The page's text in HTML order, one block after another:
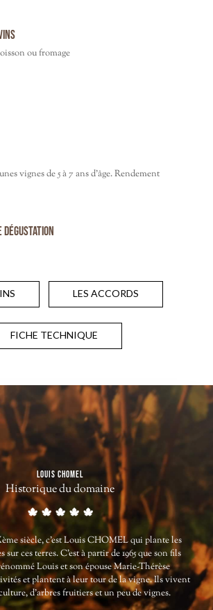
ou fromage
vignes de 5 à 7 ans d’âge. Rendement
dégustation
LES ACCORDS
FICHE TECHNIQUE
LOUIS CHOMEL
Historique du domaine
siècle, c’est Louis CHOMEL qui plante les
sur ces terres. C’est à partir de 1965 que son fils
Louis et son épouse Marie-Thérèse
et plantent à leur tour de la vigne. Ils vivent
d’arbres fruitiers et un peu de vignes.